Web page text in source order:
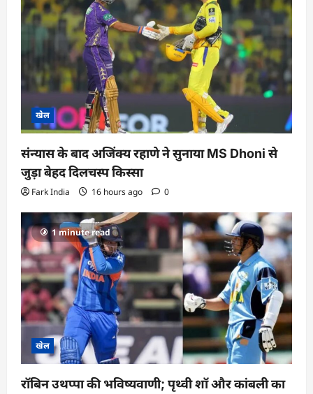
t
o
n
खेल
संन्यास के बाद अजिंक्‍य रहाणे ने सुनाया MS Dhoni से
जुड़ा बेहद दिलचस्प किस्सा
Fark India 16 hours ago 0
1 minute read
खेल
रॉबिन उथप्पा की भविष्यवाणी; पृथ्वी शॉ और कांबली का